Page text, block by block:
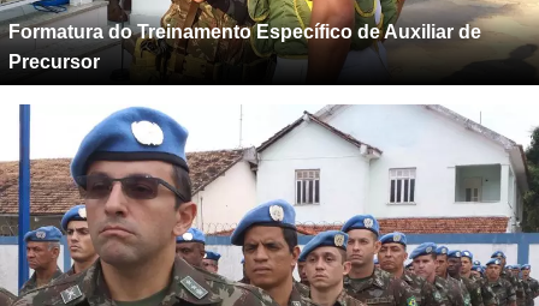
Formatura do Treinamento Específico de Auxiliar de
Precursor